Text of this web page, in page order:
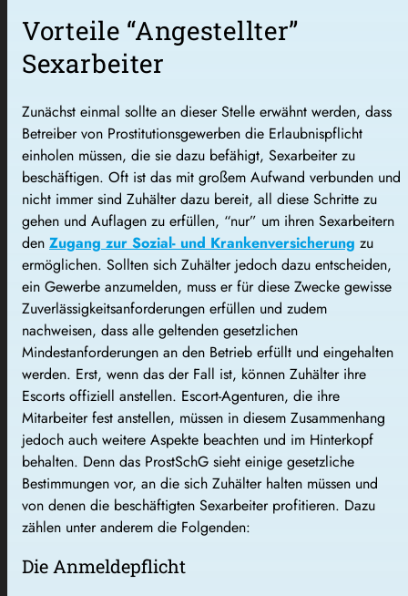
Vorteile “Angestellter”
Sexarbeiter
Zunächst einmal sollte an dieser Stelle erwähnt werden, dass
Betreiber von Prostitutionsgewerben die Erlaubnispflicht
einholen müssen, die sie dazu befähigt, Sexarbeiter zu
beschäftigen. Oft ist das mit großem Aufwand verbunden und
nicht immer sind Zuhälter dazu bereit, all diese Schritte zu
gehen und Auflagen zu erfüllen, “nur” um ihren Sexarbeitern
den Zugang zur Sozial- und Krankenversicherung zu
ermöglichen. Sollten sich Zuhälter jedoch dazu entscheiden,
ein Gewerbe anzumelden, muss er für diese Zwecke gewisse
Zuverlässigkeitsanforderungen erfüllen und zudem
nachweisen, dass alle geltenden gesetzlichen
Mindestanforderungen an den Betrieb erfüllt und eingehalten
werden. Erst, wenn das der Fall ist, können Zuhälter ihre
Escorts offiziell anstellen. Escort-Agenturen, die ihre
Mitarbeiter fest anstellen, müssen in diesem Zusammenhang
jedoch auch weitere Aspekte beachten und im Hinterkopf
behalten. Denn das ProstSchG sieht einige gesetzliche
Bestimmungen vor, an die sich Zuhälter halten müssen und
von denen die beschäftigten Sexarbeiter profitieren. Dazu
zählen unter anderem die Folgenden:
Die Anmeldepflicht